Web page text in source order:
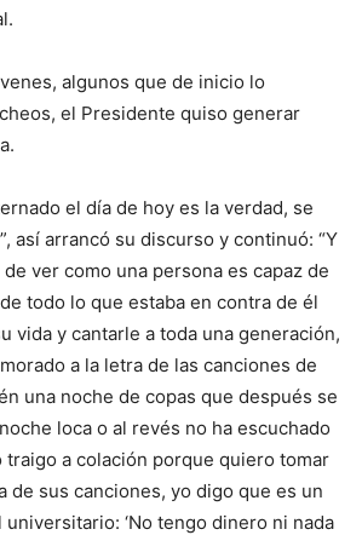
algunos que de inicio lo
el Presidente quiso generar
el día de hoy es la verdad, se
así arrancó su discurso y continuó: “Y
ver como una persona es capaz de
todo lo que estaba en contra de él
vida y cantarle a toda una generación,
a la letra de las canciones de
una noche de copas que después se
loca o al revés no ha escuchado
traigo a colación porque quiero tomar
de sus canciones, yo digo que es un
‘No tengo dinero ni nada